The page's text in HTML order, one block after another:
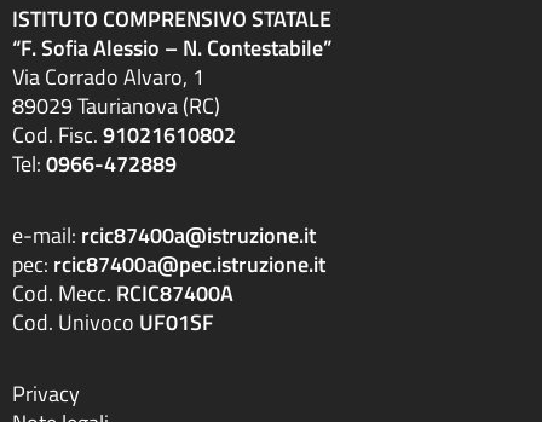
ISTITUTO COMPRENSIVO STATALE
“F. Sofia Alessio – N. Contestabile”
Via Corrado Alvaro, 1
89029 Taurianova (RC)
Cod. Fisc.91021610802
Tel:0966-472889
e-mail: rcic87400a@istruzione.it
pec: rcic87400a@pec.istruzione.it
Cod. Mecc. RCIC87400A
Cod. Univoco UF01SF
Privacy